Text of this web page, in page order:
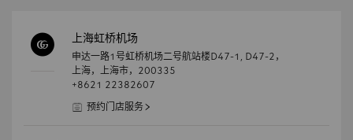
上海虹桥机场
申达一路1号虹桥机场二号航站楼D47-1, D47-2，
上海， 上海市， 200335
+8621 22382607
预约门店服务